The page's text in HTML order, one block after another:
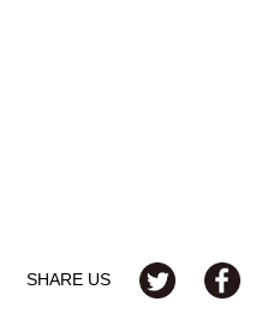
SHARE US